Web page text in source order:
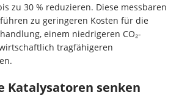
zu 30 % reduzieren. Diese messbaren
zu geringeren Kosten für die
einem niedrigeren CO₂-
tragfähigeren
Katalysatoren senken